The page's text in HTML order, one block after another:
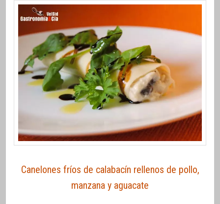
Canelones fríos de calabacín rellenos de pollo,
manzana y aguacate